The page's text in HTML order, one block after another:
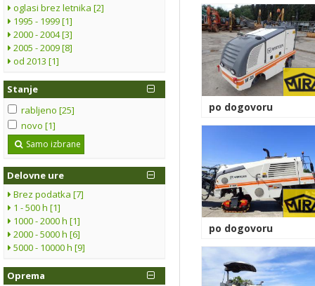
oglasi brez letnika [2]
1995 - 1999 [1]
2000 - 2004 [3]
2005 - 2009 [8]
od 2013 [1]
Stanje
rabljeno [25]
novo [1]
Samo izbrane
Delovne ure
Brez podatka [7]
1 - 500 h [1]
1000 - 2000 h [1]
2000 - 5000 h [6]
5000 - 10000 h [9]
Oprema
po dogovoru
po dogovoru